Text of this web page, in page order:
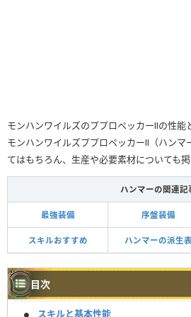
モンハンワイルズのププロペッカーⅡの性能
モンハンワイルズププロペッカーⅡ（ハン
てはもちろん、生産や必要素材についても掲
ハンマーの関連記
最強装備 序盤装備
スキルおすすめ ハンマーの派生表
目次
スキルと基本性能